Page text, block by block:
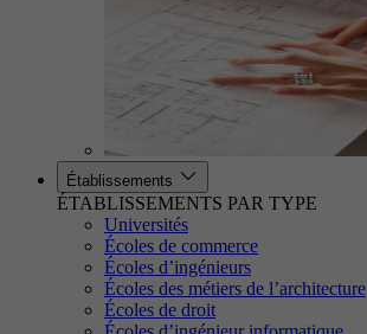
Établissements
ÉTABLISSEMENTS PAR TYPE
Universités
Écoles de commerce
Écoles d’ingénieurs
Écoles des métiers de l’architecture
Écoles de droit